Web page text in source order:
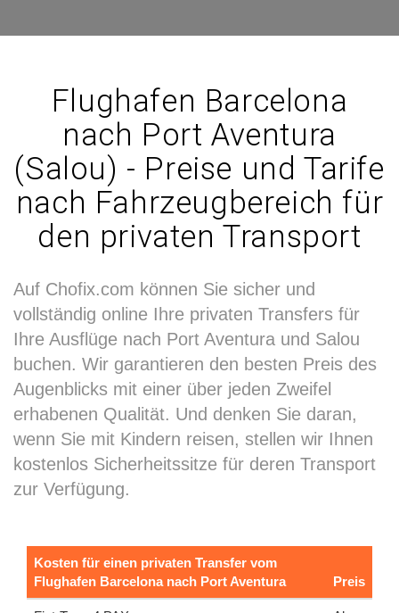
Flughafen Barcelona
nach Port Aventura
(Salou) - Preise und Tarife
nach Fahrzeugbereich für
den privaten Transport
Auf Chofix.com können Sie sicher und
vollständig online Ihre privaten Transfers für
Ihre Ausflüge nach Port Aventura und Salou
buchen. Wir garantieren den besten Preis des
Augenblicks mit einer über jeden Zweifel
erhabenen Qualität. Und denken Sie daran,
wenn Sie mit Kindern reisen, stellen wir Ihnen
kostenlos Sicherheitssitze für deren Transport
zur Verfügung.
Kosten für einen privaten Transfer vom
Flughafen Barcelona nach Port Aventura
Preis